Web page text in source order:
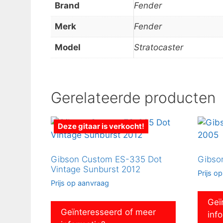
Brand Fender
Merk Fender
Model Stratocaster
Gerelateerde producten
Deze gitaar is verkocht!
Gibson Custom ES-335 Dot
Vintage Sunburst 2012
Prijs op aanvraag
Geïnteresseerd of meer
Prijs